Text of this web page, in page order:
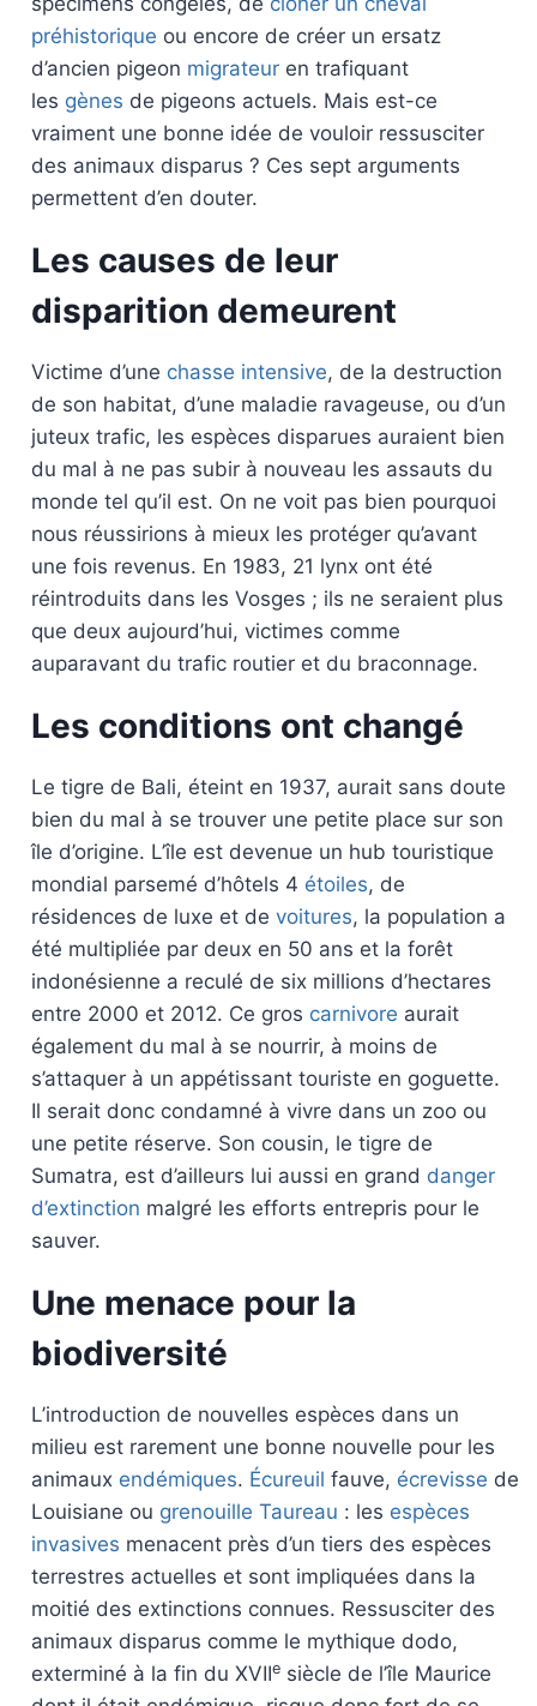
préhistorique ou encore de créer un ersatz
d’ancien pigeon migrateuren trafiquant
les gènes de pigeons actuels. Mais est-ce
vraiment une bonne idée de vouloir ressusciter
des animaux disparus ? Ces sept arguments
permettent d’en douter.
Les causes de leur
disparition demeurent
Victime d’une chasse intensive, de la destruction
de son habitat, d’une maladie ravageuse, ou d’un
juteux trafic, les espèces disparues auraient bien
du mal à ne pas subir à nouveau les assauts du
monde tel qu’il est. On ne voit pas bien pourquoi
nous réussirions à mieux les protéger qu’avant
une fois revenus. En 1983, 21 lynx ont été
réintroduits dans les Vosges ; ils ne seraient plus
que deux aujourd’hui, victimes comme
auparavant du trafic routier et du braconnage.
Les conditions ont changé
Le tigre de Bali, éteint en 1937, aurait sans doute
bien du mal à se trouver une petite place sur son
île d’origine. L’île est devenue un hub touristique
mondial parsemé d’hôtels 4 étoiles, de
résidences de luxe et de voitures, la population a
été multipliée par deux en 50 ans et la forêt
indonésienne a reculé de six millions d’hectares
entre 2000 et 2012. Ce gros carnivore aurait
également du mal à se nourrir, à moins de
s’attaquer à un appétissant touriste en goguette.
Il serait donc condamné à vivre dans un zoo ou
une petite réserve. Son cousin, le tigre de
Sumatra, est d’ailleurs lui aussi en grand danger
d’extinction malgré les efforts entrepris pour le
sauver.
Une menace pour la
biodiversité
L’introduction de nouvelles espèces dans un
milieu est rarement une bonne nouvelle pour les
animaux endémiques. Écureuil fauve, écrevisse de
Louisiane ou grenouille Taureau : les espèces
invasives menacent près d’un tiers des espèces
terrestres actuelles et sont impliquées dans la
moitié des extinctions connues. Ressusciter des
animaux disparus comme le mythique dodo,
exterminé à la fin du XVIIesiècle de l’île Maurice